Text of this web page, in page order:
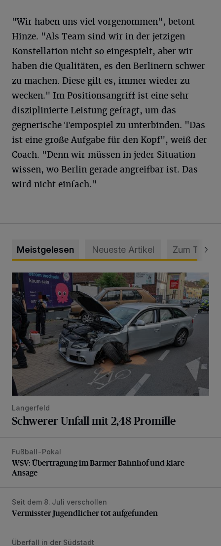
"Wir haben uns viel vorgenommen", betont
Hinze. "Als Team sind wir in der jetzigen
Konstellation nicht so eingespielt, aber wir
haben die Qualitäten, es den Berlinern schwer
zu machen. Diese gilt es, immer wieder zu
wecken." Im Positionsangriff ist eine sehr
disziplinierte Leistung gefragt, um das
gegnerische Tempospiel zu unterbinden. "Das
ist eine große Aufgabe für den Kopf", weiß der
Coach. "Denn wir müssen in jeder Situation
wissen, wo Berlin gerade angreifbar ist. Das
wird nicht einfach."
Meistgelesen Neueste Artikel Zum Thema
Schwerer Unfall mit 2,48 Promille
Langerfeld
Schwerer Unfall mit 2,48 Promille
WSV: Übertragung im Barmer Bahnhof und klare Ansage
Fußball-Pokal
WSV: Übertragung im Barmer Bahnhof und klare
Ansage
Vermisster Jugendlicher tot aufgefunden
Seit dem 8. Juli verschollen
Vermisster Jugendlicher tot aufgefunden
Polizei fahndet nach Dieb mit sehr schlechten Zähnen
Überfall in der Südstadt